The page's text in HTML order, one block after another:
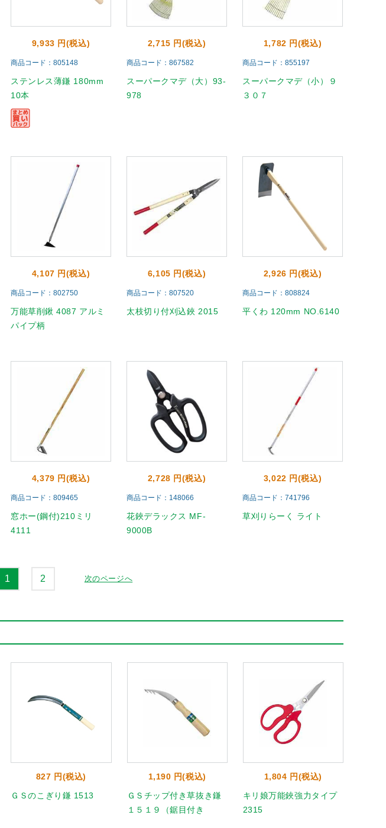
9,933 円(税込)
商品コード：805148
ステンレス薄鎌 180mm
10本
2,715 円(税込)
商品コード：867582
スーパークマデ（大）93-
978
1,782 円(税込)
商品コード：855197
スーパークマデ（小）９
３０７
4,107 円(税込)
商品コード：802750
万能草削鍬 4087 アルミ
パイプ柄
6,105 円(税込)
商品コード：807520
太枝切り付刈込鋏 2015
2,926 円(税込)
商品コード：808824
平くわ 120mm NO.6140
4,379 円(税込)
商品コード：809465
窓ホー(鋼付)210ミリ
4111
2,728 円(税込)
商品コード：148066
花鋏デラックス MF-
9000B
3,022 円(税込)
商品コード：741796
草刈りらーく ライト
1 2 次のページへ
827 円(税込)
ＧＳのこぎり鎌 1513
1,190 円(税込)
ＧＳチップ付き草抜き鎌
１５１９（鋸目付き
1,804 円(税込)
キリ娘万能鋏強力タイプ
2315